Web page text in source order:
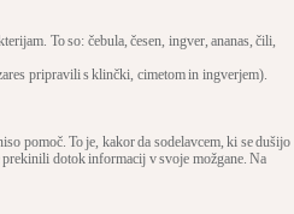
To so: čebula, česen, ingver, ananas, čili,
pripravili s klinčki, cimetom in ingverjem).
pomoč. To je, kakor da sodelavcem, ki se dušijo
prekinili dotok informacij v svoje možgane. Na